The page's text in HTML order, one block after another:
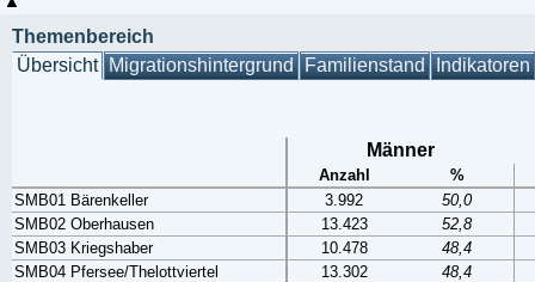
Themenbereich
Übersicht Migrationshintergrund Familienstand Indikatoren
Männer
Anzahl
%
SMB01 Bärenkeller
3.992
50,0
SMB02 Oberhausen
13.423
52,8
SMB03 Kriegshaber
10.478
48,4
SMB04 Pfersee/Thelottviertel
13.302
48,4